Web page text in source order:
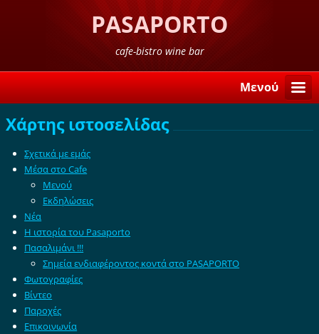
PASAPORTO
cafe-bistro wine bar
Μενού
Χάρτης ιστοσελίδας
Σχετικά με εμάς
Μέσα στο Cafe
Μενού
Εκδηλώσεις
Νέα
Η ιστορία του Pasaporto
Πασαλιμάνι !!!
Σημεία ενδιαφέροντος κοντά στο PASAPORTO
Φωτογραφίες
Βίντεο
Παροχές
Επικοινωνία